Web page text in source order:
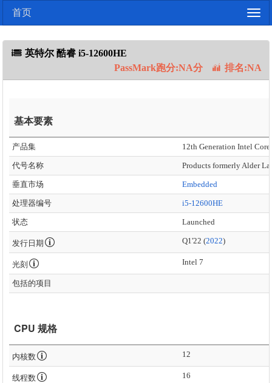
首页
英特尔 酷睿 i5-12600HE
PassMark跑分:NA分
排名:NA
基本要素
产品集 12th Generation Intel Core
代号名称 Products formerly Alder
垂直市场 Embedded
处理器编号 i5-12600HE
状态 Launched
发行日期 Q1'22 (2022)
光刻 Intel 7
包括的项目
CPU 规格
内核数 12
线程数 16